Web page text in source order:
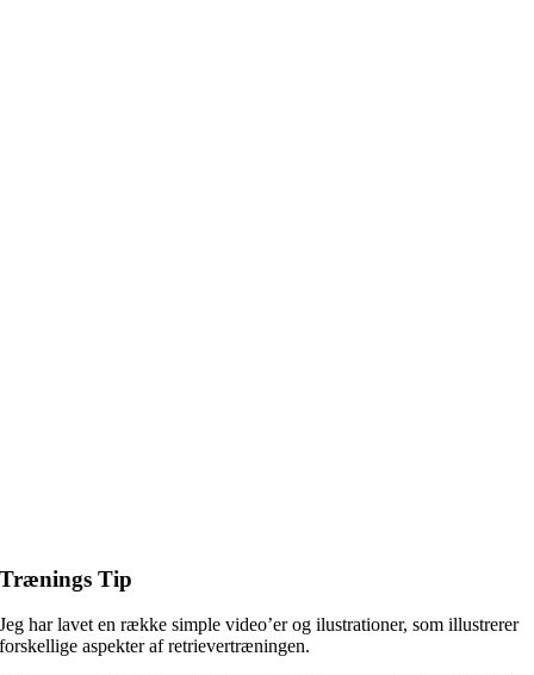
Trænings Tip
Jeg har lavet en række simple video’er og ilustrationer, som illustrerer
forskellige aspekter af retrievertræningen.